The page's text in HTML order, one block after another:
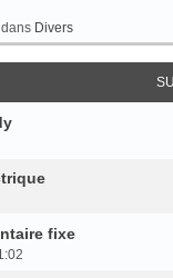
Divers
fixe